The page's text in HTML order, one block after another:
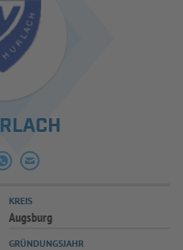
SPIELPLUS
KREIS
Augsburg
GRÜNDUNGSJAHR